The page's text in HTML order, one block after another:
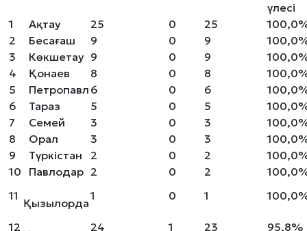
үлесі
1
Ақтау 25 0 25
2
Бесағаш 9 0 9
3
Көкшетау 9 0 9
4
Қонаев 8 0 8
5
Петропавл 6 0 6
6
Тараз 5 0 5
7
Семей 3 0 3
8
Орал 3 0 3
9
Түркістан 2 0 2
10
Павлодар 2 0 2
11
Қызылорда
1 0 1
12 24 1 23
95,8%